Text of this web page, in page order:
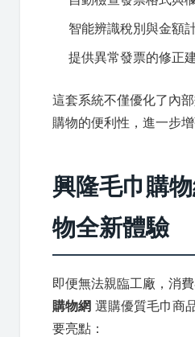
智能辨識稅別與金額
提供異常發票的修正
這套系統不僅優化了內
購物的便利性，進一步增
興隆毛巾購
物全新體驗
即便無法親臨工廠，消
購物網 選購優質毛巾商
要亮點：